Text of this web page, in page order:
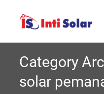
Category
solar